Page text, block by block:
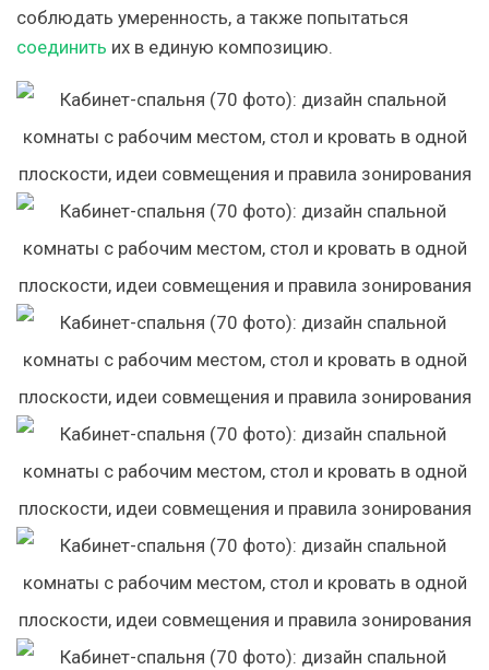
соблюдать умеренность, а также попытаться
соединить их в единую композицию.